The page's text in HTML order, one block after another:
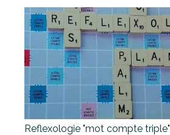
Reflexologie "mot compte triple"